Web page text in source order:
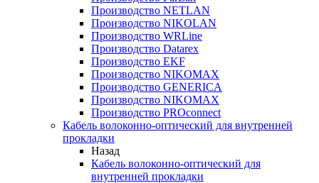
Производство NETLAN
Производство NIKOLAN
Производство WRLine
Производство Datarex
Производство EKF
Производство NIKOMAX
Производство GENERICA
Производство NIKOMAX
Производство PROconnect
Кабель волоконно-оптический для внутренней
прокладки
Назад
Кабель волоконно-оптический для
внутренней прокладки